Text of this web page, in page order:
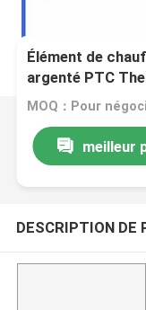
Élément de
argenté PTC
MZ4-08BB121H-X
MOQ：Pour
meilleur
DESCRIPTION DE